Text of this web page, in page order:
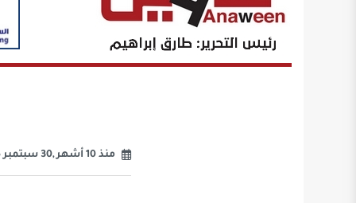
منذ 10 أشهر ,30 سبتمبر 2025